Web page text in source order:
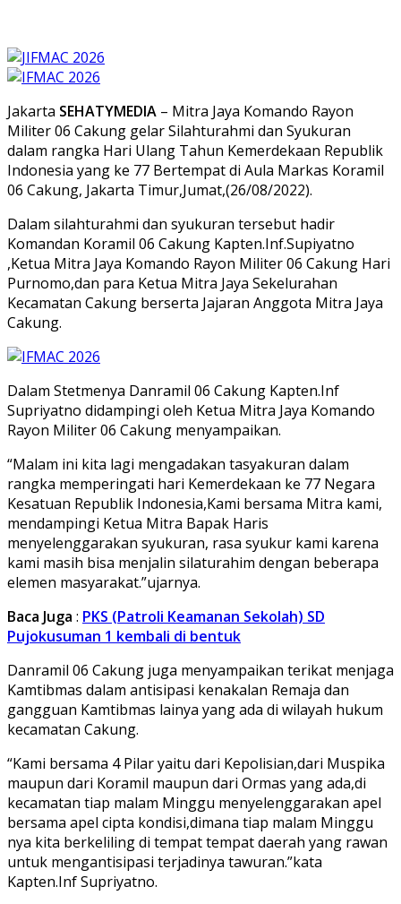
Jakarta SEHATYMEDIA – Mitra Jaya Komando Rayon
Militer 06 Cakung gelar Silahturahmi dan Syukuran
dalam rangka Hari Ulang Tahun Kemerdekaan Republik
Indonesia yang ke 77 Bertempat di Aula Markas Koramil
06 Cakung, Jakarta Timur,Jumat,(26/08/2022).
Dalam silahturahmi dan syukuran tersebut hadir
Komandan Koramil 06 Cakung Kapten.Inf.Supiyatno
,Ketua Mitra Jaya Komando Rayon Militer 06 Cakung Hari
Purnomo,dan para Ketua Mitra Jaya Sekelurahan
Kecamatan Cakung berserta Jajaran Anggota Mitra Jaya
Cakung.
Dalam Stetmenya Danramil 06 Cakung Kapten.Inf
Supriyatno didampingi oleh Ketua Mitra Jaya Komando
Rayon Militer 06 Cakung menyampaikan.
“Malam ini kita lagi mengadakan tasyakuran dalam
rangka memperingati hari Kemerdekaan ke 77 Negara
Kesatuan Republik Indonesia,Kami bersama Mitra kami,
mendampingi Ketua Mitra Bapak Haris
menyelenggarakan syukuran, rasa syukur kami karena
kami masih bisa menjalin silaturahim dengan beberapa
elemen masyarakat.”ujarnya.
Baca Juga : PKS (Patroli Keamanan Sekolah) SD
Pujokusuman 1 kembali di bentuk
Danramil 06 Cakung juga menyampaikan terikat menjaga
Kamtibmas dalam antisipasi kenakalan Remaja dan
gangguan Kamtibmas lainya yang ada di wilayah hukum
kecamatan Cakung.
“Kami bersama 4 Pilar yaitu dari Kepolisian,dari Muspika
maupun dari Koramil maupun dari Ormas yang ada,di
kecamatan tiap malam Minggu menyelenggarakan apel
bersama apel cipta kondisi,dimana tiap malam Minggu
nya kita berkeliling di tempat tempat daerah yang rawan
untuk mengantisipasi terjadinya tawuran.”kata
Kapten.Inf Supriyatno.